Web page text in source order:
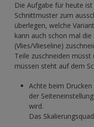
Die Aufgabe für heute
Schnittmuster zum
überlegen, welche
kann auch schon mal
(Vlies/Vlieseline)
Teile zuschneiden
müssen steht auf dem
Achte beim
der
wird.
Das